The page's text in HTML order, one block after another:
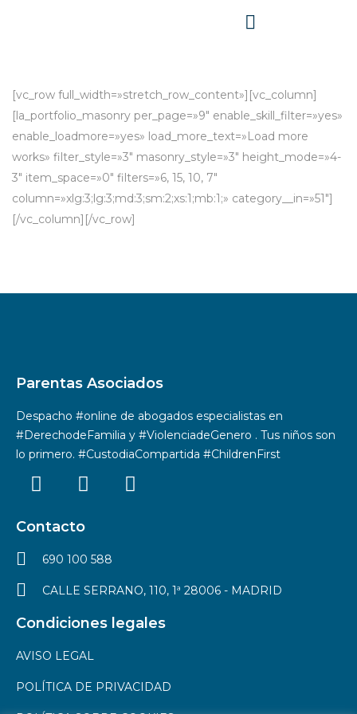
[vc_row full_width=»stretch_row_content»][vc_column]
[la_portfolio_masonry per_page=»9″ enable_skill_filter=»yes»
enable_loadmore=»yes» load_more_text=»Load more
works» filter_style=»3″ masonry_style=»3″ height_mode=»4-
3″ item_space=»0″ filters=»6, 15, 10, 7″
column=»xlg:3;lg:3;md:3;sm:2;xs:1;mb:1;» category__in=»51″]
[/vc_column][/vc_row]
Parentas Asociados
Despacho #online de abogados especialistas en
#DerechodeFamilia y #ViolenciadeGenero . Tus niños son
lo primero. #CustodiaCompartida #ChildrenFirst
Contacto
690 100 588
CALLE SERRANO, 110, 1ª 28006 - MADRID
Condiciones legales
AVISO LEGAL
POLÍTICA DE PRIVACIDAD